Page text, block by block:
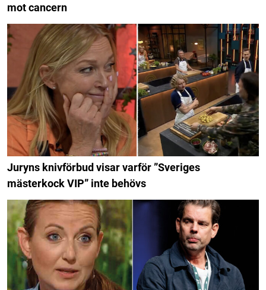
mot cancern
Juryns knivförbud visar varför ”Sveriges
mästerkock VIP” inte behövs